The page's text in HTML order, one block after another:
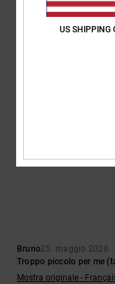
Bruno25. maggio 2026
Troppo piccolo per me
Mostra originale -
US SHIPPING